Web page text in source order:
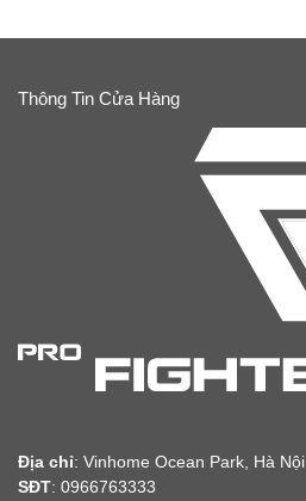
Thông Tin Cửa Hàng
Địa chỉ: Vinhome Ocean Park, Hà Nội
SĐT: 0966763333